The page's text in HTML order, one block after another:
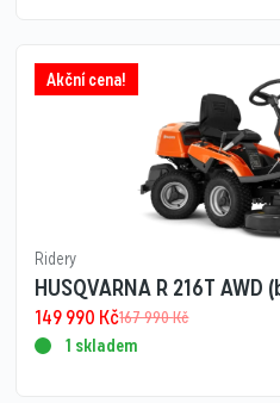
Akční cena!
Ridery
HUSQVARNA R 216T
167 990Kč
149 990 Kč
1 skladem